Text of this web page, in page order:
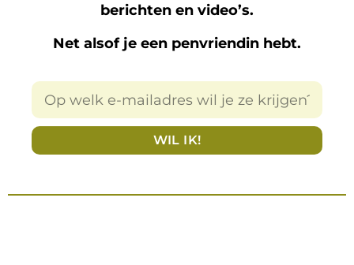
berichten en video’s.
Net alsof je een penvriendin hebt.
WIL IK!